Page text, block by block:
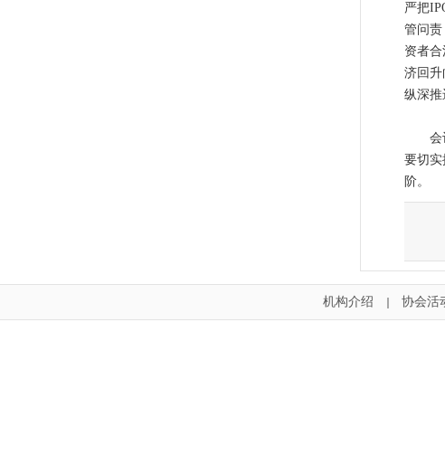
严把
管问
资者
济回
纵深推
会议
要切
阶。
机构介绍 协会活